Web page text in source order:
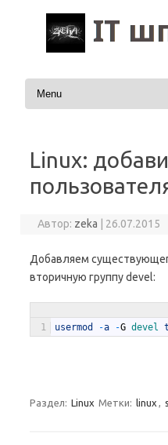
Перейти к содержимому
Linux:
Автор: zeka 26.07.2015
Добавляем
вторичную группу devel:
1 usermod -a -G devel
Раздел: Linux Метки: linux ,